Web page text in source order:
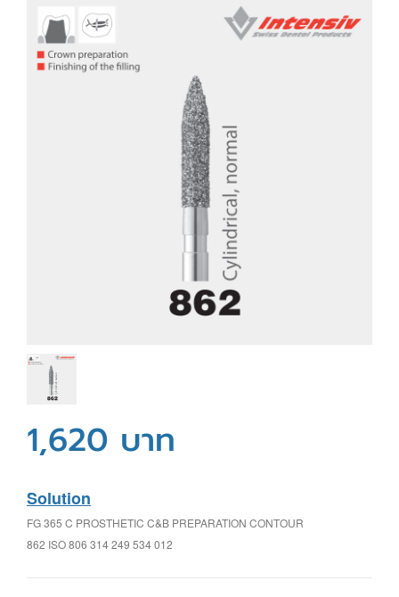
1,620 บาท
Solution
FG 365 C PROSTHETIC C&B PREPARATION CONTOUR
862 ISO 806 314 249 534 012